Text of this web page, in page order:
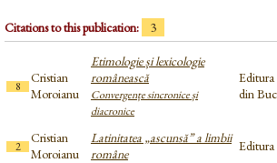
Citations to this publication: 3
8
Cristian
Moroianu
Etimologie și lexicologie
românească
Convergențe sincronice și
diacronice
din
2
Cristian
Moroianu
Latinitatea „ascunsă” a limbii
române